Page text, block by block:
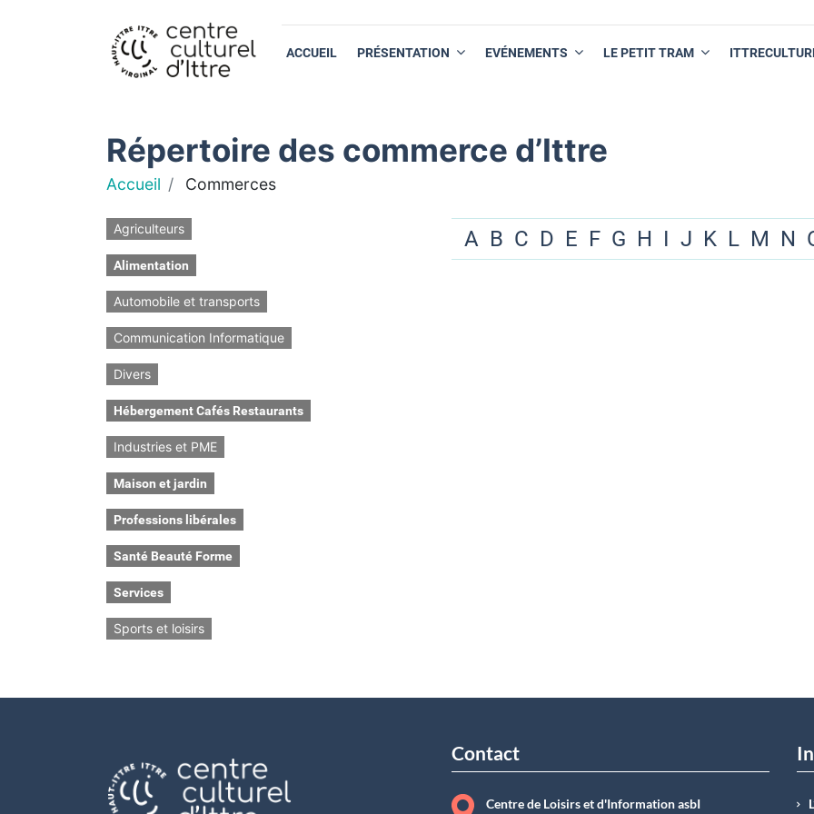
ACCUEIL PRÉSENTATION EVÉNEMENTS LE PETIT TRAM
Répertoire des commerce d’Ittre
Accueil Commerces
Agriculteurs
Alimentation
Automobile et transports
Communication Informatique
Divers
Hébergement Cafés Restaurants
Industries et PME
Maison et jardin
Professions libérales
Santé Beauté Forme
Services
Sports et loisirs
A B C D E F G H I J K L M N
Contact
Centre de Loisirs et d'Information asbI